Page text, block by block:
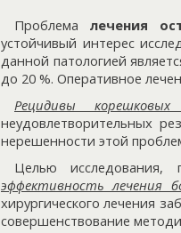
Проблемалечения
устойчивый интерес
данной патологией
до 20 %. Оперативное
Рецидивы корешковых
неудовлетворительных
нерешенности этой
Целью
эффективность лечения
хирургического лечения
совершенствование